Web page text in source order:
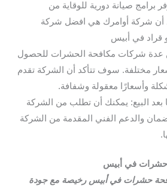
برامج صيانة دورية للوقاية من
أن شركة أوامرك هي افضل شركة
قراد في أبيس
عدة شركات مكافحة الحشرات للحصول
مختلفة. سوف تتأكد أن الشركة تقدم
وأسعارًا معقولة وشفافة.
بعد البيع: يمكنك أن تطلب من الشركة
والدعم الفني المقدمة من الشركة
في أبيس
حشرات في أبيس رخيصة مع جودة